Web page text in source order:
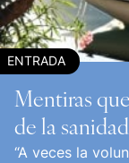
ENTRADA
Mentiras
de la
“A veces la